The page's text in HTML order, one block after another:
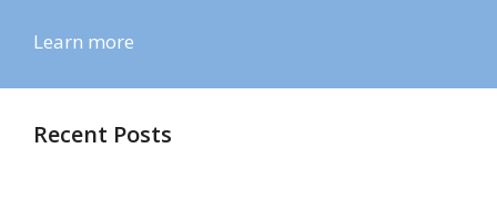
Learn more
Recent Posts